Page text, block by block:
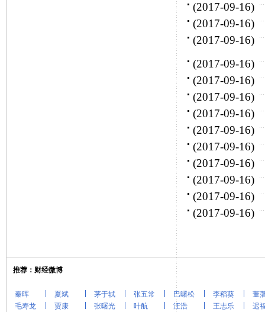
(2017-09-16)
(2017-09-16)
(2017-09-16)
(2017-09-16)
(2017-09-16)
(2017-09-16)
(2017-09-16)
(2017-09-16)
(2017-09-16)
(2017-09-16)
(2017-09-16)
(2017-09-16)
(2017-09-16)
推荐：财经微博
秦晖 夏斌 茅于轼 张五常 巴曙松 李稻葵
董
毛寿龙
贾康 张曙光 叶航 汪浩 王志乐
迟